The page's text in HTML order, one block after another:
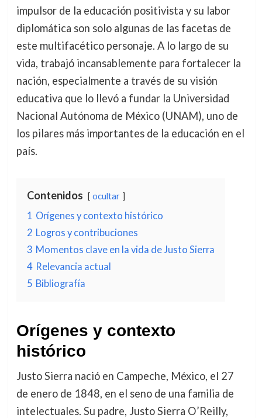
impulsor de la educación positivista y su labor
diplomática son solo algunas de las facetas de
este multifacético personaje. A lo largo de su
vida, trabajó incansablemente para fortalecer la
nación, especialmente a través de su visión
educativa que lo llevó a fundar la Universidad
Nacional Autónoma de México (UNAM), uno de
los pilares más importantes de la educación en el
país.
Contenidos ocultar
1 Orígenes y contexto histórico
2 Logros y contribuciones
3 Momentos clave en la vida de Justo Sierra
4 Relevancia actual
5 Bibliografía
Orígenes y contexto
histórico
Justo Sierra nació en Campeche, México, el 27
de enero de 1848, en el seno de una familia de
intelectuales. Su padre, Justo Sierra O’Reilly,